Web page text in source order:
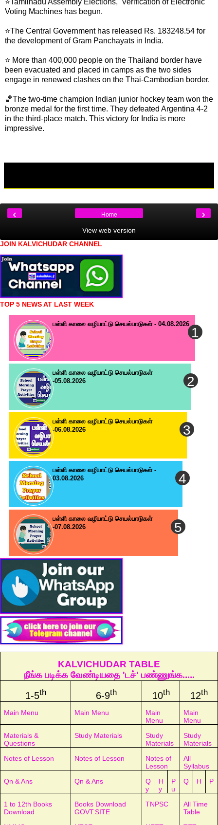
⭐Tamilnadu Assembly Elections, Verification of Electronic
Voting Machines has begun.
⭐The Central Government has released Rs. 183248.54 for
the development of Gram Panchayats in India.
⭐ More than 400,000 people on the Thailand border have
been evacuated and placed in camps as the two sides
engage in renewed clashes on the Thai-Cambodian border.
🏀The two-time champion Indian junior hockey team won the
bronze medal for the first time. They defeated Argentina 4-2
in the third-place match. This victory for India is more
impressive.
‹ ›
Home
View web version
JOIN KALVICHUDAR CHANNEL
TOP 5 NEWS AT LAST WEEK
பள்ளி காலை வழிபாட்டு செயல்பாடுகள் - 04.08.2026
பள்ளி காலை வழிபாட்டு செயல்பாடுகள்
-05.08.2026
பள்ளி காலை வழிபாட்டு செயல்பாடுகள்
-06.08.2026
பள்ளி காலை வழிபாட்டு செயல்பாடுகள் -
03.08.2026
பள்ளி காலை வழிபாட்டு செயல்பாடுகள்
-07.08.2026
KALVICHUDAR TABLE
நீங்க படிக்க வேண்டியதை 'டச்' பண்ணுங்க.....
1-5th 6-9th 10th 12th
Main Menu Main Menu
Main
Menu
Main
Menu
Materials &
Questions
Study Materials
Study
Materials
Study
Materials
Notes of Lesson
Notes of Lesson
Notes of
Lesson
All
Syllabus
Qn & Ans
Qn & Ans
Q
y
H
y
P
u
Q H P
1 to 12th Books
Download
Books Download
GOVT.SITE
TNPSC
All Time
Table